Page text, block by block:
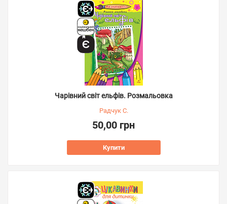
Чарівний світ ельфів. Розмальовка
Радчук С.
50,00 грн
Купити